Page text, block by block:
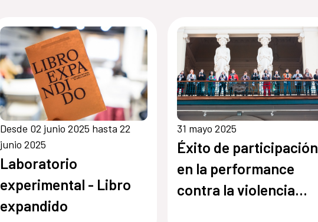
Desde 02 junio 2025 hasta 22
junio 2025
Laboratorio
experimental - Libro
expandido
31 mayo 2025
Éxito de participación
en la performance
contra la violencia